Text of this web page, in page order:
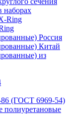
наборах
Ring
Россия
Китай
из
(ГОСТ 6969-54)
полиуретановые